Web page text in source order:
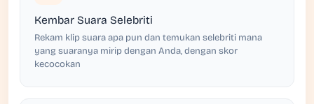
Kembar Suara Selebriti
Rekam klip suara apa pun dan temukan selebriti mana
yang suaranya mirip dengan Anda, dengan skor
kecocokan